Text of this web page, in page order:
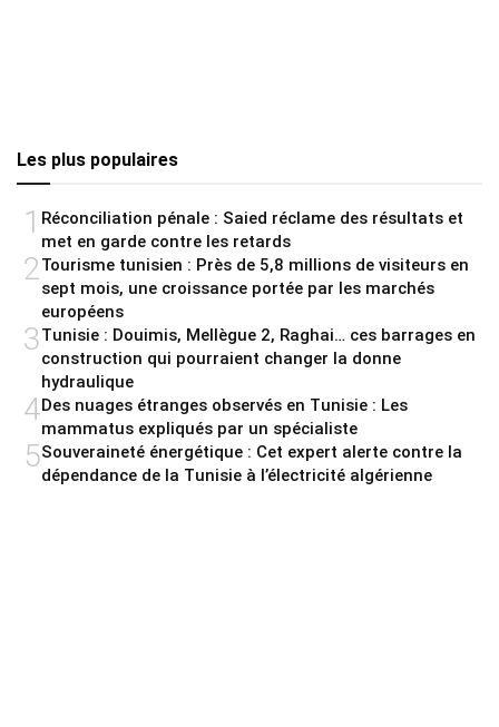
Les plus populaires
1 Réconciliation pénale : Saied réclame des résultats et
met en garde contre les retards
2 Tourisme tunisien : Près de 5,8 millions de visiteurs en
sept mois, une croissance portée par les marchés
européens
3Tunisie : Douimis, Mellègue 2, Raghai… ces barrages en
construction qui pourraient changer la donne
hydraulique
4Des nuages étranges observés en Tunisie : Les
mammatus expliqués par un spécialiste
5Souveraineté énergétique : Cet expert alerte contre la
dépendance de la Tunisie à l’électricité algérienne